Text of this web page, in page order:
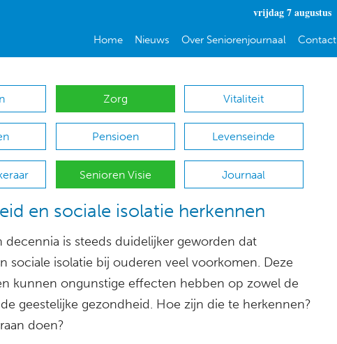
vrijdag 7 augustus
Home Nieuws Over Seniorenjournaal Contact
Zorg Vitaliteit
Pensioen Levenseinde
Senioren Visie Journaal
en sociale isolatie herkennen
decennia is steeds duidelijker geworden dat
sociale isolatie bij ouderen veel voorkomen. Deze
kunnen ongunstige effecten hebben op zowel de
geestelijke gezondheid. Hoe zijn die te herkennen?
doen?